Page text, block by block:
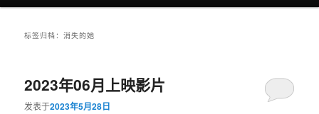
标签归档：消失的她
2023年06月上映影片
发表于2023年5月28日